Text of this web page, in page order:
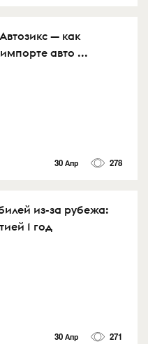
— как
авто ...
30 Апр 278
из-за рубежа:
1 год
30 Апр 271